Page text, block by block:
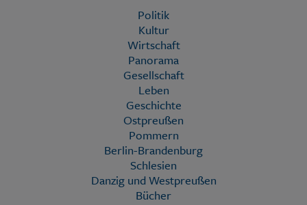
Politik
Kultur
Wirtschaft
Panorama
Gesellschaft
Leben
Geschichte
Ostpreußen
Pommern
Berlin-Brandenburg
Schlesien
Danzig und Westpreußen
Bücher